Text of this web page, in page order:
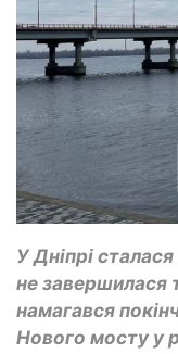
У Дніпрі
не завершилася
намагався
Нового мосту у